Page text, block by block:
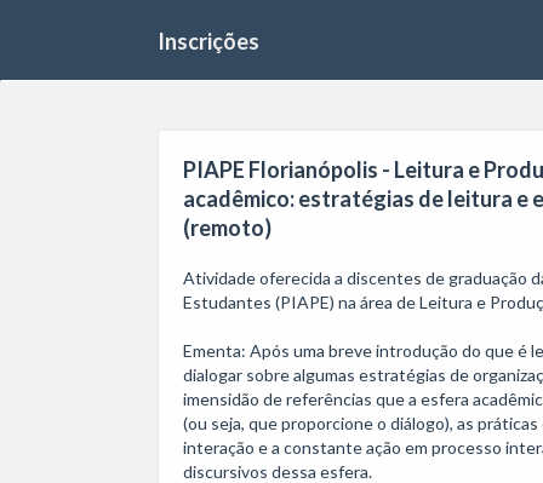
Inscrições
PIAPE Florianópolis - Leitura e
acadêmico: estratégias de leitura e
(remoto)
Atividade oferecida a discentes de graduação
Estudantes (PIAPE) na área de Leitura e
Ementa: Após uma breve introdução do que é
dialogar sobre algumas estratégias de
imensidão de referências que a esfera
(ou seja, que proporcione o diálogo), as
interação e a constante ação em processo
discursivos dessa esfera.